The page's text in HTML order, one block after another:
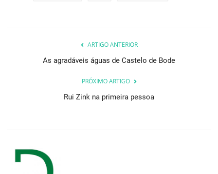
ARTIGO ANTERIOR
As agradáveis águas de Castelo de Bode
PRÓXIMO ARTIGO
Rui Zink na primeira pessoa